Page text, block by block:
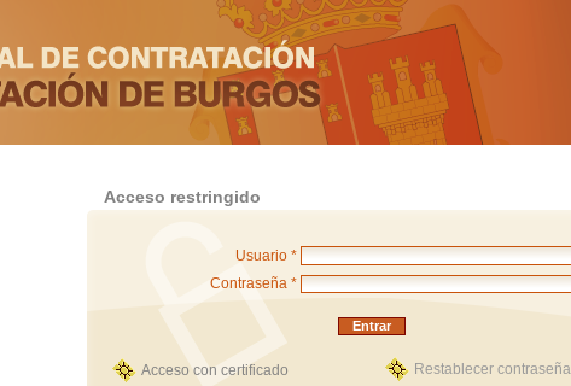
Acceso restringido
Usuario *
Contraseña *
Restablecer contraseña
Acceso con certificado